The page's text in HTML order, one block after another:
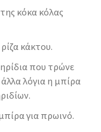
κόκα κόλας
κάκτου.
που τρώνε
λόγια η μπίρα
για πρωινό.